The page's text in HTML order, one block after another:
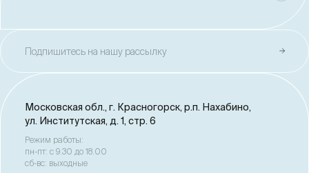
Подпишитесь на нашу рассылку
Московская обл., г. Красногорск, р.п. Нахабино,
ул. Институтская, д. 1, стр. 6
Режим работы:
пн-пт: с 9.30 до 18.00
сб-вс: выходные